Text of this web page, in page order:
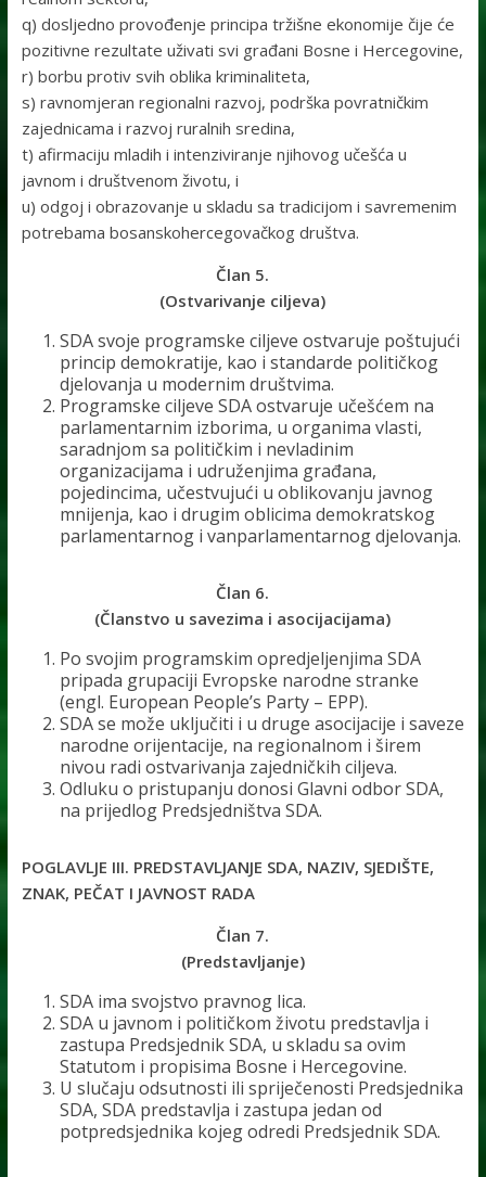
q) dosljedno provođenje principa tržišne ekonomije čije će
pozitivne rezultate uživati svi građani Bosne i Hercegovine,
r) borbu protiv svih oblika kriminaliteta,
s) ravnomjeran regionalni razvoj, podrška povratničkim
zajednicama i razvoj ruralnih sredina,
t) afirmaciju mladih i intenziviranje njihovog učešća u
javnom i društvenom životu, i
u) odgoj i obrazovanje u skladu sa tradicijom i savremenim
potrebama bosanskohercegovačkog društva.
Član 5.
(Ostvarivanje ciljeva)
SDA svoje programske ciljeve ostvaruje poštujući
princip demokratije, kao i standarde političkog
djelovanja u modernim društvima.
Programske ciljeve SDA ostvaruje učešćem na
parlamentarnim izborima, u organima vlasti,
saradnjom sa političkim i nevladinim
organizacijama i udruženjima građana,
pojedincima, učestvujući u oblikovanju javnog
mnijenja, kao i drugim oblicima demokratskog
parlamentarnog i vanparlamentarnog djelovanja.
Član 6.
(Članstvo u savezima i asocijacijama)
Po svojim programskim opredjeljenjima SDA
pripada grupaciji Evropske narodne stranke
(engl. European People’s Party – EPP).
SDA se može uključiti i u druge asocijacije i saveze
narodne orijentacije, na regionalnom i širem
nivou radi ostvarivanja zajedničkih ciljeva.
Odluku o pristupanju donosi Glavni odbor SDA,
na prijedlog Predsjedništva SDA.
POGLAVLJE III. PREDSTAVLJANJE SDA, NAZIV, SJEDIŠTE,
ZNAK, PEČAT I JAVNOST RADA
Član 7.
(Predstavljanje)
SDA ima svojstvo pravnog lica.
SDA u javnom i političkom životu predstavlja i
zastupa Predsjednik SDA, u skladu sa ovim
Statutom i propisima Bosne i Hercegovine.
U slučaju odsutnosti ili spriječenosti Predsjednika
SDA, SDA predstavlja i zastupa jedan od
potpredsjednika kojeg odredi Predsjednik SDA.